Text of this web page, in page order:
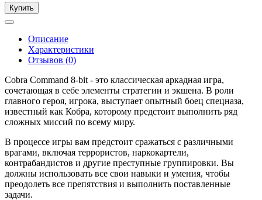
Купить
Описание
Характеристики
Отзывов (0)
Cobra Command 8-bit - это классическая аркадная игра,
сочетающая в себе элементы стратегии и экшена. В роли
главного героя, игрока, выступает опытный боец спецназа,
известный как Кобра, которому предстоит выполнить ряд
сложных миссий по всему миру.
В процессе игры вам предстоит сражаться с различными
врагами, включая террористов, наркокартели,
контрабандистов и другие преступные группировки. Вы
должны использовать все свои навыки и умения, чтобы
преодолеть все препятствия и выполнить поставленные
задачи.